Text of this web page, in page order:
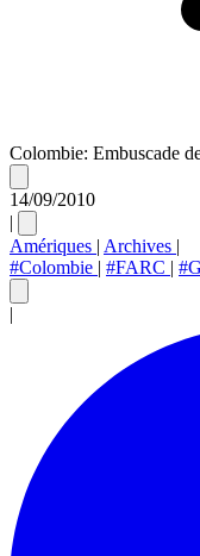
Colombie: Embuscade
14/09/2010
|
Amériques | Archives |
#Colombie | #FARC |
|